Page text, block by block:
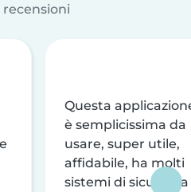
recensioni
Questa
è semplicissima da
usare, super utile,
affidabile, ha molti
sistemi di sicurezza